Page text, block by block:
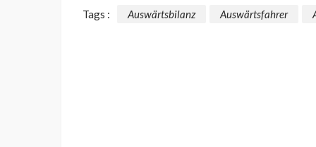
Tags : Auswärtsbilanz Auswärtsfahrer